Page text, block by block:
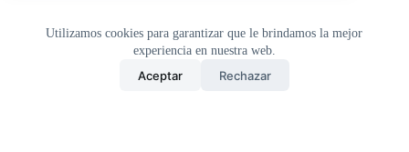
Utilizamos cookies para garantizar que le brindamos la mejor
experiencia en nuestra web.
Aceptar Rechazar